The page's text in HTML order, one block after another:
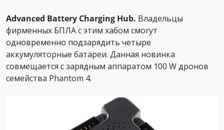
Advanced Battery Charging Hub. Владельцы
фирменных БПЛА с этим хабом смогут
одновременно подзарядить четыре
аккумуляторные батареи. Данная новинка
совмещается с зарядным аппаратом 100 W дронов
семейства Phantom 4.